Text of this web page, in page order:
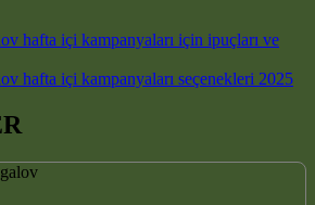
hafta içi kampanyaları için ipuçları ve
hafta içi kampanyaları seçenekleri 2025